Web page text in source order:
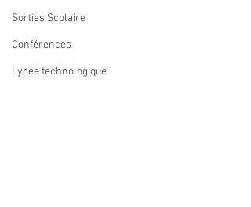
Sorties Scolaire
Conférences
Lycée technologique